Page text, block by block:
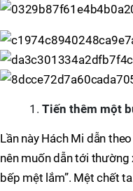
Tiến thêm một
Lần này Hách Mi dẫn
nên muốn dẫn tới thường
bếp mệt lắm”. Mệt chết